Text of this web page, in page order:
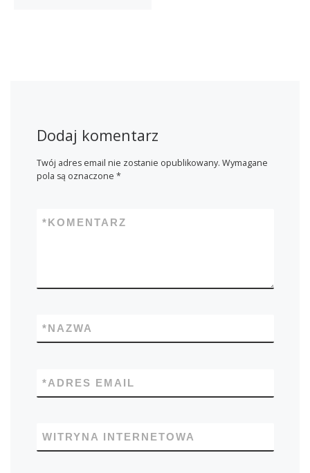
Dodaj komentarz
Twój adres email nie zostanie opublikowany. Wymagane
pola są oznaczone *
KOMENTARZ
*
NAZWA
*
ADRES EMAIL
*
WITRYNA INTERNETOWA